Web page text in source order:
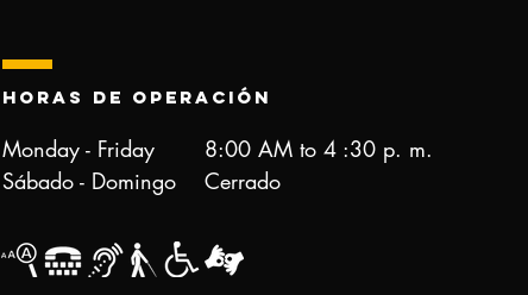
Horas de operación
Monday - Friday 8:00 AM to 4 :30 p. m.
Sábado - Domingo Cerrado